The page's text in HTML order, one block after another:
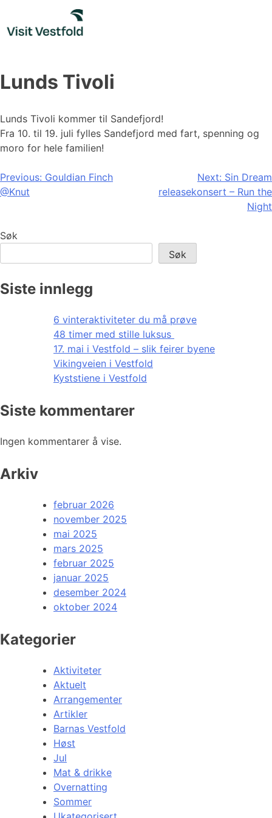
content
Lunds Tivoli
Lunds Tivoli kommer til Sandefjord!
Fra 10. til 19. juli fylles Sandefjord med fart, spenning og
moro for hele familien!
Innleggsnavigasjon
Previous: Gouldian Finch
@Knut
Next: Sin Dream
releasekonsert – Run the
Night
Søk
Søk
Siste innlegg
6 vinteraktiviteter du må prøve
48 timer med stille luksus
17. mai i Vestfold – slik feirer byene
Vikingveien i Vestfold
Kyststiene i Vestfold
Siste kommentarer
Ingen kommentarer å vise.
Arkiv
februar 2026
november 2025
mai 2025
mars 2025
februar 2025
januar 2025
desember 2024
oktober 2024
Kategorier
Aktiviteter
Aktuelt
Arrangementer
Artikler
Barnas Vestfold
Høst
Jul
Mat & drikke
Overnatting
Sommer